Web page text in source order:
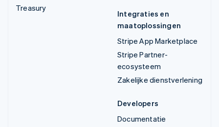
Treasury
Integraties en
maatoplossingen
Stripe App Marketplace
Stripe Partner-
ecosysteem
Zakelijke dienstverlening
Developers
Documentatie